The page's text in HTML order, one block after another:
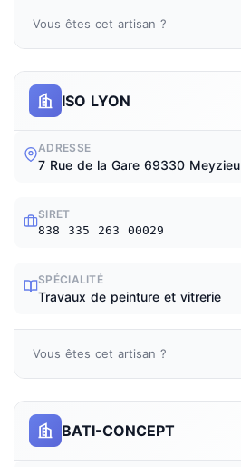
Vous êtes cet artisan ?
ISO LYON
ADRESSE
7 Rue de la Gare 69330 Meyzieu
SIRET
838 335 263 00029
SPÉCIALITÉ
Travaux de peinture et vitrerie
Vous êtes cet artisan ?
BATI-CONCEPT